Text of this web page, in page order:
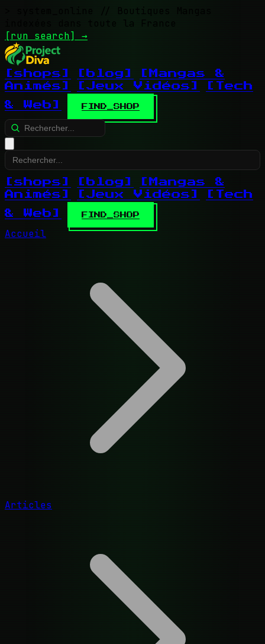
// Boutiques Mangas
indexées dans toute la France
[run search] →
[shops] [blog]
[Mangas &
Animés]
[Jeux Vidéos]
[Tech
& Web]
FIND_SHOP
[shops] [blog]
[Mangas &
Animés]
[Jeux Vidéos]
[Tech
& Web]
FIND_SHOP
Accueil
Articles